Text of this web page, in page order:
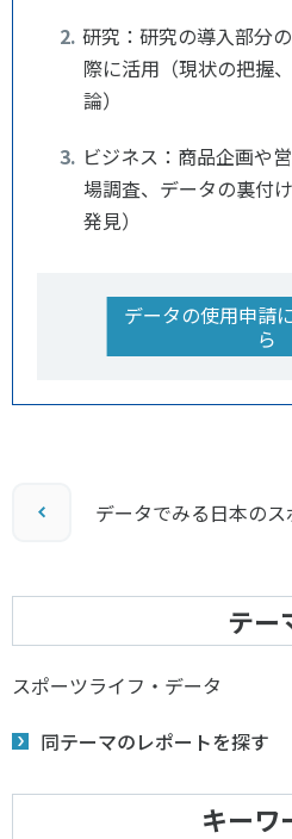
研究：研究の導入部分
際に活用（現状の把握
論）
ビジネス：商品企画や
場調査、データの裏付
発見）
データの使用申請
ら
データでみる日本の
テー
スポーツライフ・データ
同テーマのレポートを探す
キーワ